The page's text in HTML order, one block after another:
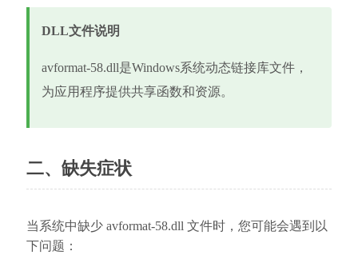
DLL文件说明
avformat-58.dll是Windows系统动态链接库文件，
为应用程序提供共享函数和资源。
二、缺失症状
当系统中缺少 avformat-58.dll 文件时，您可能会遇到以
下问题：